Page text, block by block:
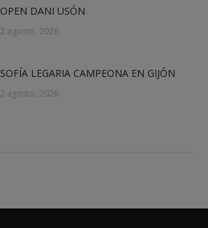
OPEN DANI USÓN
2 agosto, 2026
SOFÍA LEGARIA CAMPEONA EN GIJÓN
2 agosto, 2026